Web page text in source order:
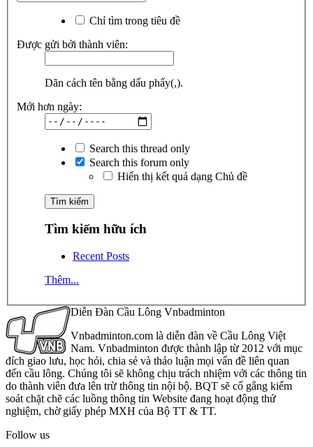
Chỉ tìm trong tiêu đề
Được gửi bởi thành viên:
Dãn cách tên bằng dấu phẩy(,).
Mới hơn ngày:
Search this thread only
Search this forum only
Hiển thị kết quả dạng Chủ đề
Tìm kiếm hữu ích
Recent Posts
Thêm...
Diễn Đàn Cầu Lông Vnbadminton
Vnbadminton.com là diễn đàn về Cầu Lông Việt
Nam. Vnbadminton được thành lập từ 2012 với mục
đích giao lưu, học hỏi, chia sẻ và thảo luận mọi vấn đề liên quan
đến cầu lông. Chúng tôi sẽ không chịu trách nhiệm với các thông tin
do thành viên đưa lên trừ thông tin nội bộ. BQT sẽ cố gắng kiểm
soát chặt chẽ các luồng thông tin Website đang hoạt động thử
nghiệm, chờ giấy phép MXH của Bộ TT & TT.
Follow us